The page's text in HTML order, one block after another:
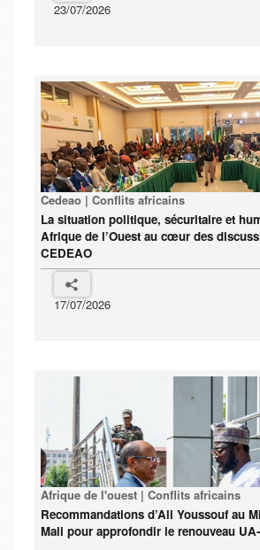
23/07/2026
Cedeao | Conflits africains
La situation politique, sécuritaire et
Afrique de l’Ouest au cœur des
CEDEAO
17/07/2026
Afrique de l'ouest | Conflits africains
Recommandations d’Ali Youssouf au
Mali pour approfondir le renouveau